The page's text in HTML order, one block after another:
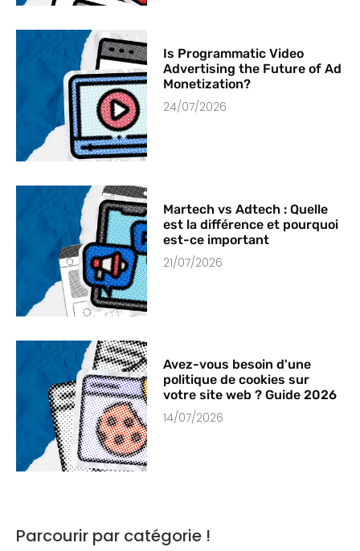
Is Programmatic Video
Advertising the Future of Ad
Monetization?
24/07/2026
Martech vs Adtech : Quelle
est la différence et pourquoi
est-ce important
21/07/2026
Avez-vous besoin d'une
politique de cookies sur
votre site web ? Guide 2026
14/07/2026
Parcourir par catégorie !